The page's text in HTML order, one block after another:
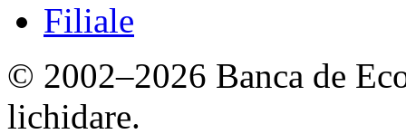
Filiale
© 2002–2026 Banca de
lichidare.